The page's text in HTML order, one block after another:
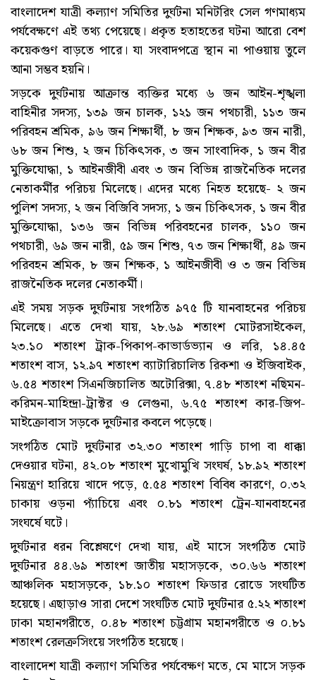
বাংলাদেশ যাত্রী কল্যাণ সমিতির দুর্ঘটনা মনিটরিং সেল গণমাধ্যম
পর্যবেক্ষণে এই তথ্য পেয়েছে। প্রকৃত হতাহতের ঘটনা আরো বেশ
কয়েকগুণ বাড়তে পারে। যা সংবাদপত্রে স্থান না পাওয়ায় তুলে
আনা সম্ভব হয়নি।
সড়কে দুর্ঘটনায় আক্রান্ত ব্যক্তির মধ্যে ৬ জন আইন-শৃঙ্খলা
বাহিনীর সদস্য, ১৩৯ জন চালক, ১২১ জন পথচারী, ১১৩ জন
পরিবহন শ্রমিক, ৯৬ জন শিক্ষার্থী, ৮ জন শিক্ষক, ৯৩ জন নারী,
৬৮ জন শিশু, ২ জন চিকিৎসক, ৩ জন সাংবাদিক, ১ জন বীর
মুক্তিযোদ্ধা, ১ আইনজীবী এবং ৩ জন বিভিন্ন রাজনৈতিক দলের
নেতাকর্মীর পরিচয় মিলেছে। এদের মধ্যে নিহত হয়েছে- ২ জন
পুলিশ সদস্য, ২ জন বিজিবি সদস্য, ১ জন চিকিৎসক, ১ জন বীর
মুক্তিযোদ্ধা, ১৩৬ জন বিভিন্ন পরিবহনের চালক, ১১০ জন
পথচারী, ৬৯ জন নারী, ৫৯ জন শিশু, ৭৩ জন শিক্ষার্থী, ৪৯ জন
পরিবহন শ্রমিক, ৮ জন শিক্ষক, ১ আইনজীবী ও ৩ জন বিভিন্ন
রাজনৈতিক দলের নেতাকর্মী।
এই সময় সড়ক দুর্ঘটনায় সংগঠিত ৯৭৫ টি যানবাহনের পরিচয়
মিলেছে। এতে দেখা যায়, ২৮.৬৯ শতাংশ মোটরসাইকেল,
২৩.১০ শতাংশ ট্রাক-পিকাপ-কাভার্ডভ্যান ও লরি, ১৪.৪৫
শতাংশ বাস, ১২.৯৭ শতাংশ ব্যাটারিচালিত রিকশা ও ইজিবাইক,
৬.৫৪ শতাংশ সিএনজিচালিত অটোরিক্সা, ৭.৪৮ শতাংশ নছিমন-
করিমন-মাহিন্দ্রা-ট্রাক্টর ও লেগুনা, ৬.৭৫ শতাংশ কার-জিপ-
মাইক্রোবাস সড়কে দুর্ঘটনার কবলে পড়েছে।
সংগঠিত মোট দুর্ঘটনার ৩২.৩০ শতাংশ গাড়ি চাপা বা ধাক্কা
দেওয়ার ঘটনা, ৪২.০৮ শতাংশ মুখোমুখি সংঘর্ষ, ১৮.৯২ শতাংশ
নিয়ন্ত্রণ হারিয়ে খাদে পড়ে, ৫.৫৪ শতাংশ বিবিধ কারণে, ০.৩২
চাকায় ওড়না প্যাঁচিয়ে এবং ০.৮১ শতাংশ ট্রেন-যানবাহনের
সংঘর্ষে ঘটে।
দুর্ঘটনার ধরন বিশ্লেষণে দেখা যায়, এই মাসে সংগঠিত মোট
দুর্ঘটনার ৪৪.৬৯ শতাংশ জাতীয় মহাসড়কে, ৩০.৬৬ শতাংশ
আঞ্চলিক মহাসড়কে, ১৮.১০ শতাংশ ফিডার রোডে সংঘটিত
হয়েছে। এছাড়াও সারা দেশে সংঘটিত মোট দুর্ঘটনার ৫.২২ শতাংশ
ঢাকা মহানগরীতে, ০.৪৮ শতাংশ চট্টগ্রাম মহানগরীতে ও ০.৮১
শতাংশ রেলক্রসিংয়ে সংগঠিত হয়েছে।
বাংলাদেশ যাত্রী কল্যাণ সমিতির পর্যবেক্ষণ মতে, মে মাসে সড়ক